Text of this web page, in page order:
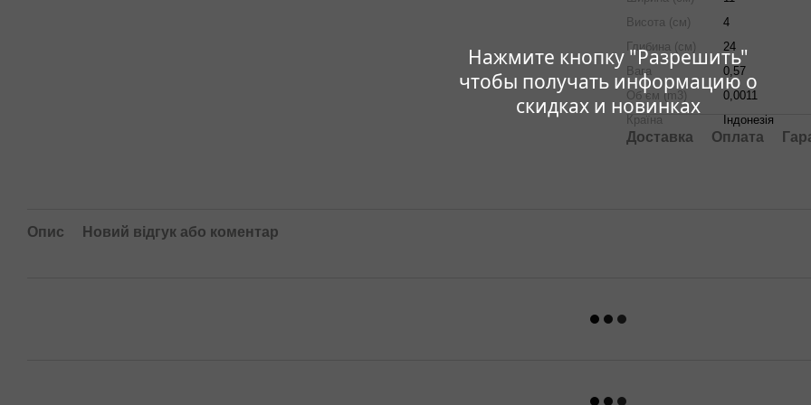
Нажмите кнопку "Разрешить"
чтобы получать информацию о
скидках и новинках
Висота (см)
4
Глибина (см)
24
Вага
0,57
Об`єм (m3)
0,0011
Країна
Індонезія
Доставка Оплата
Опис Новий відгук або коментар